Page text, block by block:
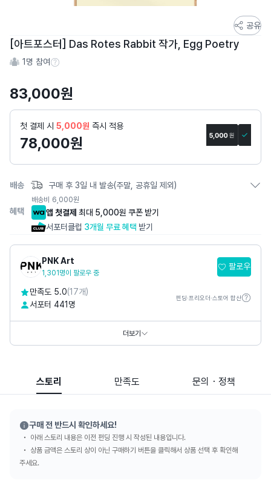
토
어
스
리
상
지
공유
[아트포스터] Das Rotes Rabbit 작가, Egg Poetry
1 명 참여참여 수 정보
83,000원
첫 결제 시 5,000원 즉시 적용
78,000원
배송 구매 후 3일 내 발송(주말, 공휴일 제외)
배송비 6,000원
혜택 앱 첫결제 최대 5,000원 쿠폰 받기
서포터클럽 3개월 무료 혜택 받기
PNK Art
1,301명이 팔로우 중
팔로우
만족도 5.0(17개)
서포터 441명
펀딩·프리오더·스토어 합산
더보기
스토리 만족도 문의・정책
구매 전 반드시 확인하세요!
아래 스토리 내용은 이전 펀딩 진행 시 작성된 내용입니다.
상품 금액은 스토리 상이 아닌 구매하기 버튼을 클릭해서 상품 선택 후 확인해
주세요.